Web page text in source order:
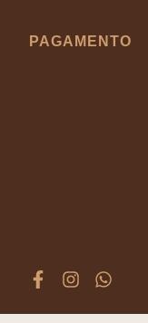
PAGAMENTO